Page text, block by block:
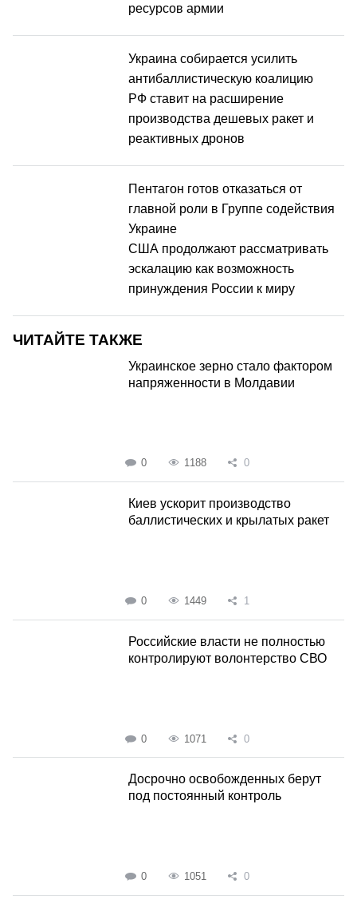
ресурсов армии
Украина собирается усилить
антибаллистическую коалицию
РФ ставит на расширение
производства дешевых ракет и
реактивных дронов
Пентагон готов отказаться от
главной роли в Группе содействия
Украине
США продолжают рассматривать
эскалацию как возможность
принуждения России к миру
ЧИТАЙТЕ ТАКЖЕ
Украинское зерно стало фактором
напряженности в Молдавии
0 1188 0
Киев ускорит производство
баллистических и крылатых ракет
0 1449 1
Российские власти не полностью
контролируют волонтерство СВО
0 1071 0
Досрочно освобожденных берут
под постоянный контроль
0 1051 0